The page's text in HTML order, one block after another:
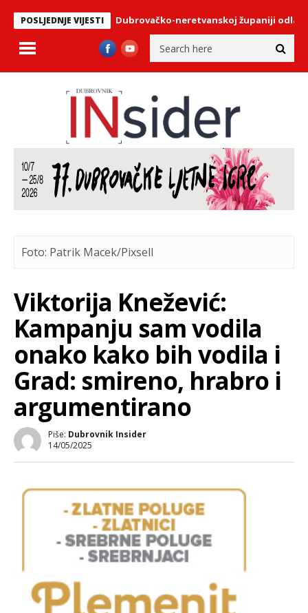
POSLJEDNJE VIJESTI
Koliki dio plaće u Dubrovačko-neretvanskoj županiji odlazi na
Foto: Patrik Macek/Pixsell
Viktorija Knežević:
Kampanju sam vodila
onako kako bih vodila i
Grad: smireno, hrabro i
argumentirano
Piše: Dubrovnik Insider
14/05/2025